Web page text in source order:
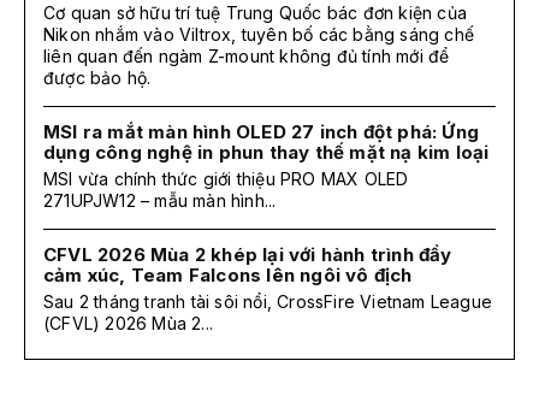
Cơ quan sở hữu trí tuệ Trung Quốc bác đơn kiện của
Nikon nhắm vào Viltrox, tuyên bố các bằng sáng chế
liên quan đến ngàm Z-mount không đủ tính mới để
được bảo hộ.
MSI ra mắt màn hình OLED 27 inch đột phá: Ứng
dụng công nghệ in phun thay thế mặt nạ kim loại
MSI vừa chính thức giới thiệu PRO MAX OLED
271UPJW12 – mẫu màn hình...
CFVL 2026 Mùa 2 khép lại với hành trình đầy
cảm xúc, Team Falcons lên ngôi vô địch
Sau 2 tháng tranh tài sôi nổi, CrossFire Vietnam League
(CFVL) 2026 Mùa 2...